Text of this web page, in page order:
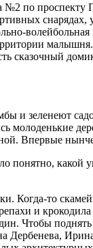
по проспекту
сказочный
и зеленеют
молоденькие
Впервые
понятно,
Когда-то
и
Чтобы
Дербенева,